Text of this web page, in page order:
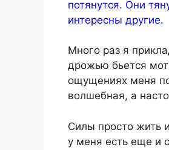
потянутся. Они
интересны другие.
Много раз я
дрожью бьется
ощущениях меня
волшебная, а
Силы просто жить
у меня есть еще и